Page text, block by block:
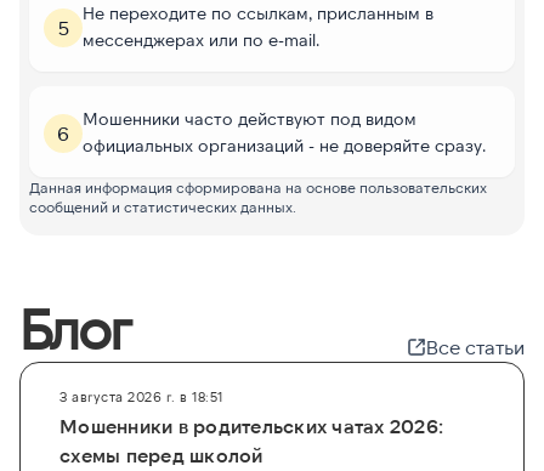
5
Не переходите по ссылкам, присланным в
мессенджерах или по e-mail.
6
Мошенники часто действуют под видом
официальных организаций - не доверяйте сразу.
Данная информация сформирована на основе пользовательских
сообщений и статистических данных.
Блог Все статьи
3 августа 2026 г. в 18:51
Мошенники в родительских чатах 2026:
схемы перед школой